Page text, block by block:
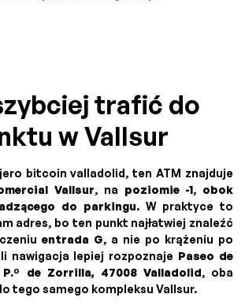
trafić do
w Vallsur
bitcoin valladolid, ten ATM znajduje
Vallsur, na poziomie -1, obok
do parkingu. W praktyce to
adres, bo ten punkt najłatwiej znaleźć
entrada G, a nie po krążeniu po
nawigacja lepiej rozpoznaje Paseo de
P.º de Zorrilla, 47008 Valladolid, oba
tego samego kompleksu Vallsur.